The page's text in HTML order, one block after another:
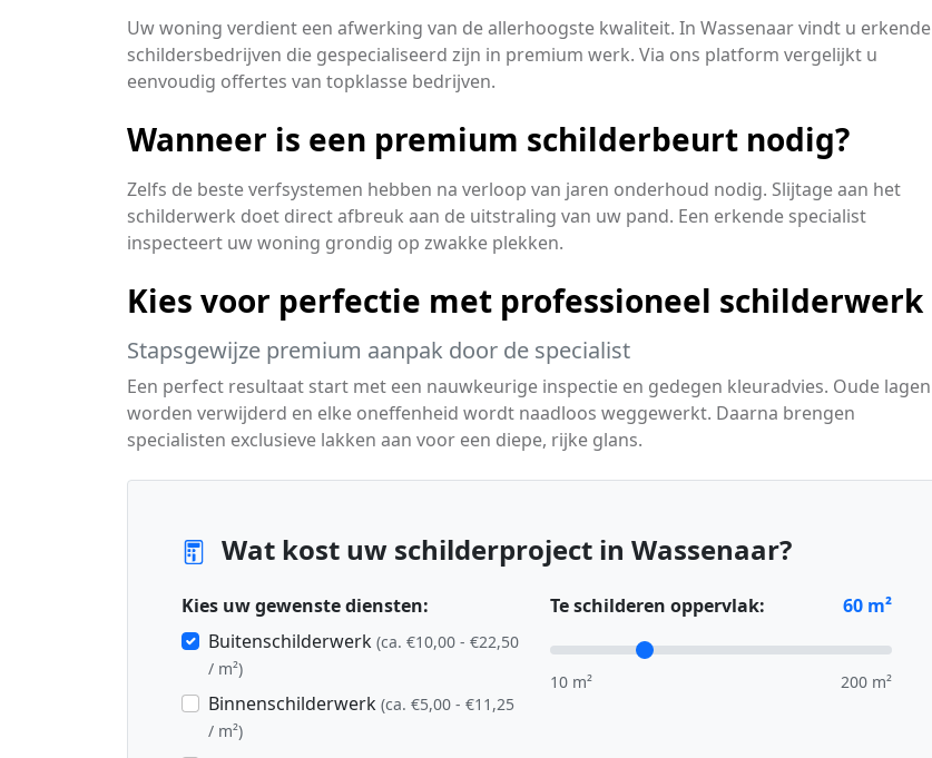
Uw woning verdient een afwerking van de allerhoogste kwaliteit. In Wassenaar vindt u erkende
schildersbedrijven die gespecialiseerd zijn in premium werk. Via ons platform vergelijkt u
eenvoudig offertes van topklasse bedrijven.
Wanneer is een premium schilderbeurt nodig?
Zelfs de beste verfsystemen hebben na verloop van jaren onderhoud nodig. Slijtage aan het
schilderwerk doet direct afbreuk aan de uitstraling van uw pand. Een erkende specialist
inspecteert uw woning grondig op zwakke plekken.
Kies voor perfectie met professioneel schilderwerk
Stapsgewijze premium aanpak door de specialist
Een perfect resultaat start met een nauwkeurige inspectie en gedegen kleuradvies. Oude lagen
worden verwijderd en elke oneffenheid wordt naadloos weggewerkt. Daarna brengen
specialisten exclusieve lakken aan voor een diepe, rijke glans.
Wat kost uw schilderproject in Wassenaar?
Kies uw gewenste diensten:
Buitenschilderwerk (ca. €10,00 - €22,50
/ m²)
Binnenschilderwerk (ca. €5,00 - €11,25
/ m²)
Te schilderen oppervlak: 60 m²
10 m² 200 m²